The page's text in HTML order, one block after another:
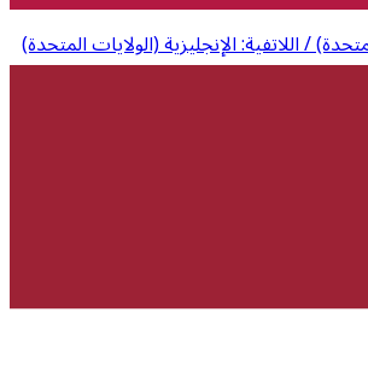
/ اللاتفية: الإنجليزية (الولايات المتحدة)